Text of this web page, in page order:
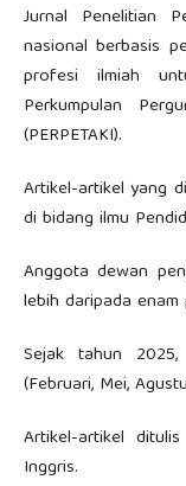
Jurnal Penelitian
nasional berbasis
profesi ilmiah
Perkumpulan
(PERPETAKI).
Artikel-artikel yang
di bidang ilmu
Anggota dewan
lebih daripada
Sejak tahun
(Februari, Mei,
Artikel-artikel
Inggris.